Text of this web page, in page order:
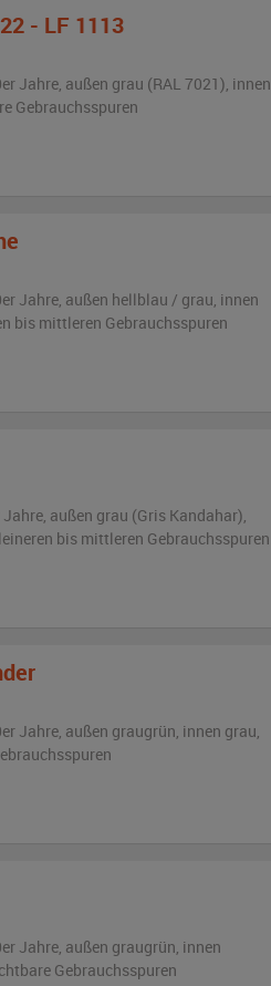
- LF 1113
Jahre, außen grau (RAL 7021), innen
Gebrauchsspuren
Jahre, außen hellblau / grau, innen
bis mittleren Gebrauchsspuren
außen grau (Gris Kandahar),
bis mittleren Gebrauchsspuren
Jahre, außen graugrün, innen grau,
Jahre, außen graugrün, innen
Gebrauchsspuren